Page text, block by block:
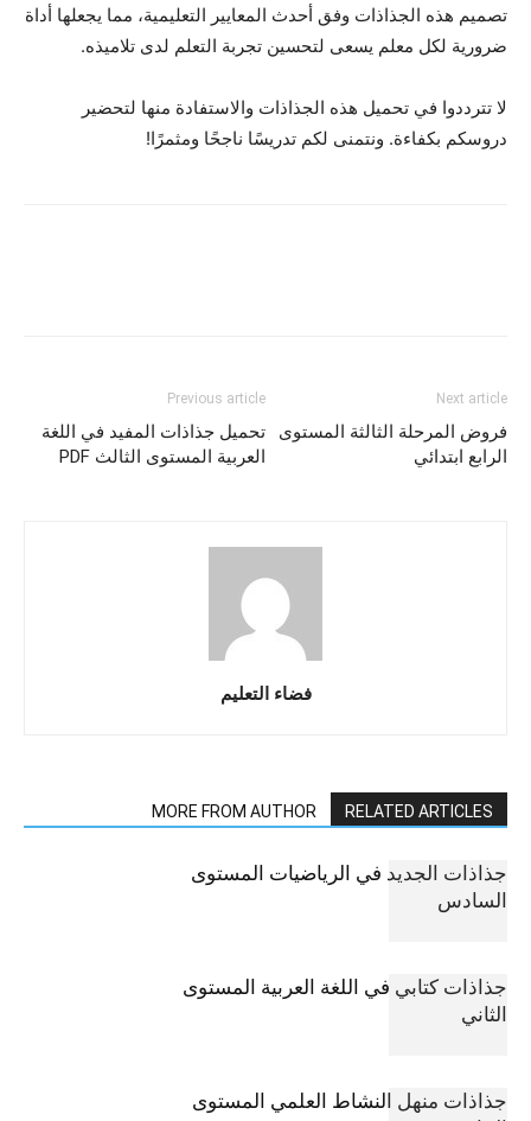
تصميم هذه الجذاذات وفق أحدث المعايير التعليمية، مما يجعلها أداة
ضرورية لكل معلم يسعى لتحسين تجربة التعلم لدى تلاميذه.
لا تترددوا في تحميل هذه الجذاذات والاستفادة منها لتحضير
دروسكم بكفاءة. ونتمنى لكم تدريسًا ناجحًا ومثمرًا!
Previous article
تحميل جذاذات المفيد في اللغة
العربية المستوى الثالث PDF
Next article
فروض المرحلة الثالثة المستوى
الرابع ابتدائي
فضاء التعليم
RELATED ARTICLES
MORE FROM AUTHOR
جذاذات الجديد في الرياضيات المستوى
السادس
جذاذات كتابي في اللغة العربية المستوى
الثاني
جذاذات منهل النشاط العلمي المستوى